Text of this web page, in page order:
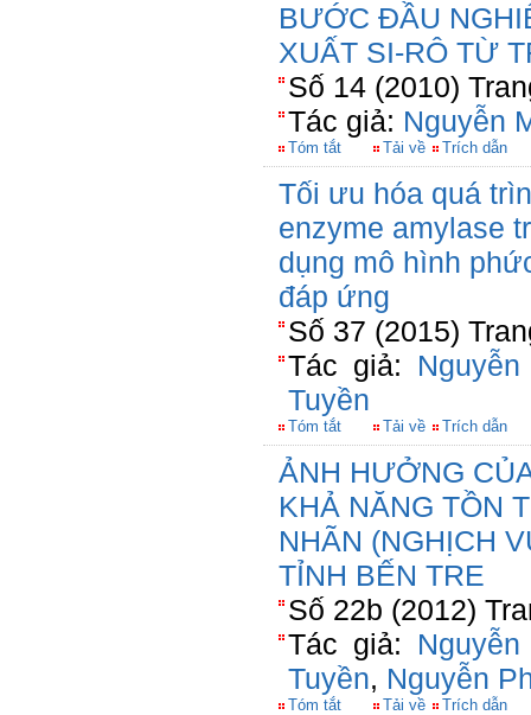
BƯỚC ĐẦU
XUẤT SI-RÔ TỪ
Số 14 (2010)
Tác giả: Nguyễn
Tóm tắt Tải về Trích dẫn
Tối ưu hóa quá
enzyme amylase
dụng mô hình
đáp ứng
Số 37 (2015)
Tác giả:
Tuyền
Tóm tắt Tải về Trích dẫn
ẢNH HƯỞNG
KHẢ NĂNG TỒN
NHÃN (NGHỊCH
TỈNH BẾN TRE
Số 22b (2012)
Tác giả:
Tuyền, Nguyễn
Tóm tắt Tải về Trích dẫn